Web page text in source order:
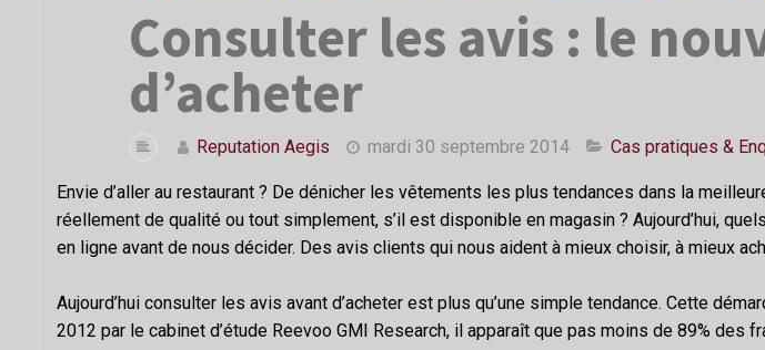
Consulter les avis : le
d’acheter
Reputation Aegis mardi 30 septembre 2014 Cas pratiques &
Envie d’aller au restaurant ? De dénicher les vêtements les plus tendances dans la
réellement de qualité ou tout simplement, s’il est disponible en magasin ? Aujourd’hui,
en ligne avant de nous décider. Des avis clients qui nous aident à mieux choisir, à mieux
Aujourd’hui consulter les avis avant d’acheter est plus qu’une simple tendance. Cette
2012 par le cabinet d’étude Reevoo GMI Research, il apparaît que pas moins de 89%